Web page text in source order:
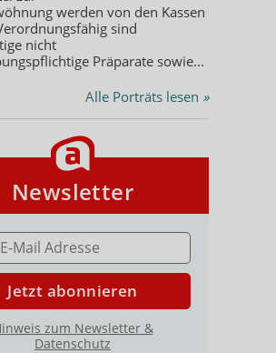
werden von den Kassen
sind
nicht
Präparate sowie...
Alle Porträts lesen »
Newsletter
Jetzt abonnieren
zum Newsletter &
Datenschutz